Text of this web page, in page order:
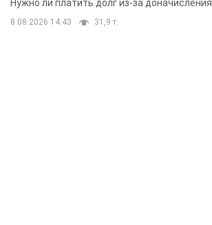
Нужно ли платить долг из-за доначисления
8.08.2026 14:43 31,9 т.